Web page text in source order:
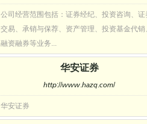
公司经营范围包括：证券经纪、投资咨询、证
交易、承销与保荐、资产管理、投资基金代销
融资融券等业务...
华安证券
http://www.hazq.com/
华安证券